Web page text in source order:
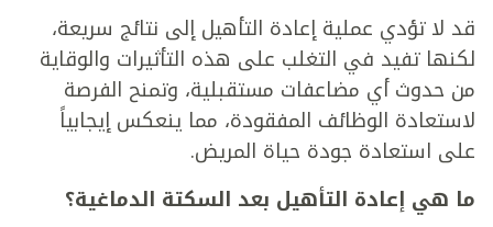
قد لا تؤدي عملية إعادة التأهيل إلى نتائج سريعة،
لكنها تفيد في التغلب على هذه التأثيرات والوقاية
من حدوث أي مضاعفات مستقبلية، وتمنح الفرصة
لاستعادة الوظائف المفقودة، مما ينعكس إيجابياً
على استعادة جودة حياة المريض.
ما هي إعادة التأهيل بعد السكتة الدماغية؟